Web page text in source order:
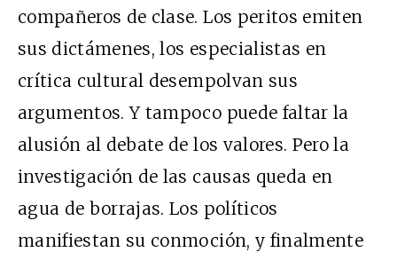
compañeros de clase. Los peritos emiten
sus dictámenes, los especialistas en
crítica cultural desempolvan sus
argumentos. Y tampoco puede faltar la
alusión al debate de los valores. Pero la
investigación de las causas queda en
agua de borrajas. Los políticos
manifiestan su conmoción, y finalmente